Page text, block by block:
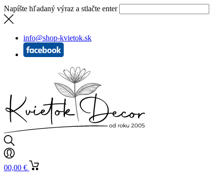
Napíšte hľadaný výraz a stlačte enter
info@shop-kvietok.sk
00,00 €